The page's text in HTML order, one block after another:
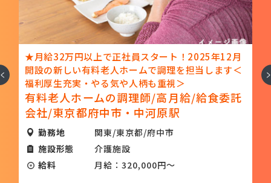
★月給32万円以上で正社員スタート！2025年12月
開設の新しい有料老人ホームで調理を担当します＜
福利厚生充実・やる気や人柄も重視＞
有料老人ホームの調理師/高月給/給食委託
会社/東京都府中市・中河原駅
勤務地
関東/東京都/府中市
施設形態
介護施設
給料
月給：320,000円～
次